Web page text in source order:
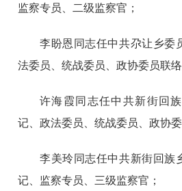
监察专员、二级监察官；
李盼恩同志任中共尕让乡委
法委员、统战委员、政协委员联络
许海霞同志任中共新街回
记、政法委员、统战委员、政协
李美玲同志任中共新街回族
记、监察专员、三级监察官；